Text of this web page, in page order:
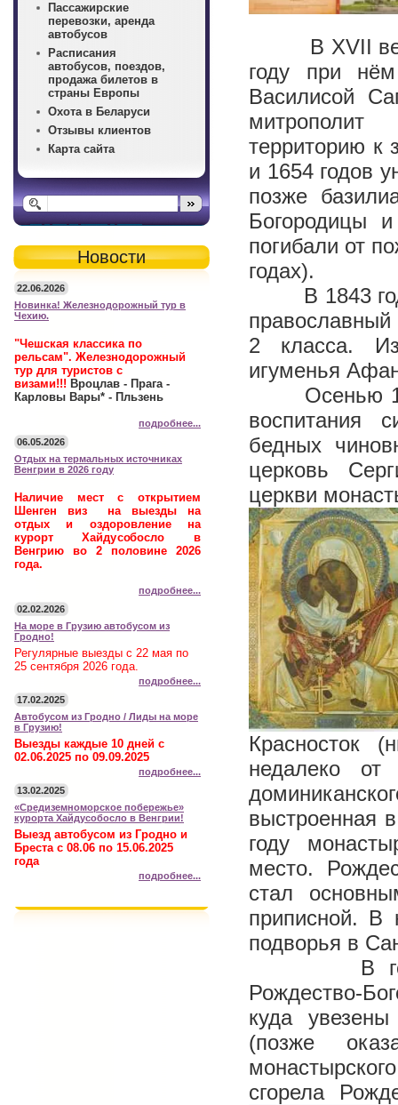
Пассажирские
перевозки, аренда
автобусов
Расписания
автобусов, поездов,
продажа билетов в
страны Европы
Охота в Беларуси
Отзывы клиентов
Карта сайта
Новости
22.06.2026
Новинка! Железнодорожный тур в
Чехию.
"Чешская классика по
рельсам". Железнодорожный
тур для туристов с
визами!!! Вроцлав - Прага -
Карловы Вары* - Пльзень
подробнее...
06.05.2026
Отдых на термальных источниках
Венгрии в 2026 году
Наличие мест с открытием
Шенген виз на выезды на
отдых и оздоровление на
курорт Хайдусобосло в
Венгрию во 2 половине 2026
года.
подробнее...
02.02.2026
На море в Грузию автобусом из
Гродно!
Регулярные выезды с 22 мая по
25 сентября 2026 года.
подробнее...
17.02.2025
Автобусом из Гродно / Лиды на море
в Грузию!
Выезды каждые 10 дней с
02.06.2025 по 09.09.2025
подробнее...
13.02.2025
«Средиземноморское побережье»
курорта Хайдусобосло в Венгрии!
Выезд автобусом из Гродно и
Бреста с 08.06 по 15.06.2025
года
подробнее...
В XVII веке
году при
Василисой
территорию к
и 1654 годов
позже
Богородицы
погибали от
годах).
В 1843 году
2 класса.
игуменья
Осенью
воспитания
бедных
церковь
церкви
Красносток
недалеко
выстроенная
году
место.
стал
приписной. В
подворья в
В годы
Рождество-
куда
(позже
сгорела